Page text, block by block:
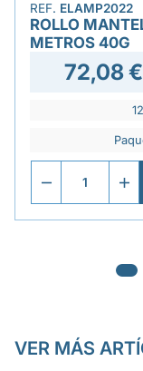
REF. ELAMP2022
ROLLO
METROS 40G
72,08 €
VER MÁS